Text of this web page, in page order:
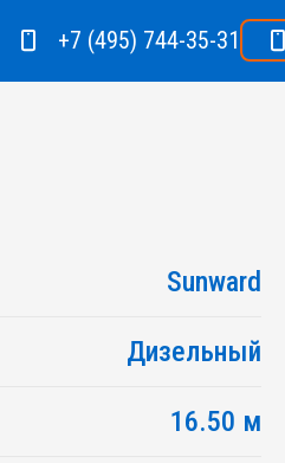
+7 (495) 744-35-31
Sunward
Дизельный
16.50 м